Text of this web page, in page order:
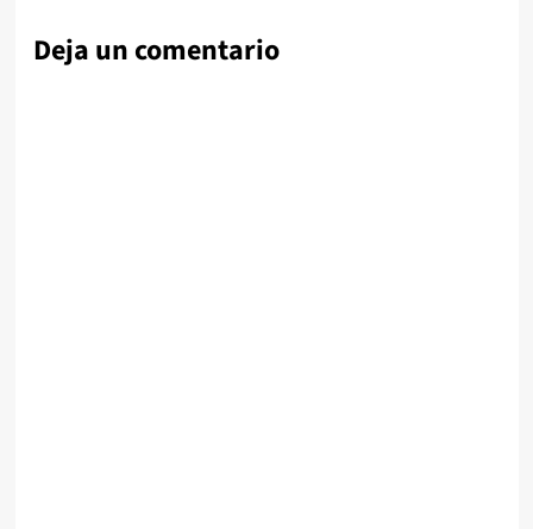
Deja un comentario